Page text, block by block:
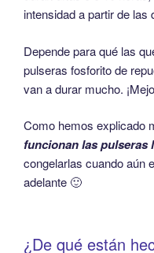
intensidad a partir de las
Depende para qué las
pulseras fosforito de
van a durar mucho.
Como hemos explicado
funcionan las pulseras
congelarlas cuando aún
adelante 🙂
¿De qué están